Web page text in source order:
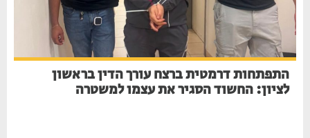
התפתחות דרמטית ברצח עורך הדין בראשון
לציון: החשוד הסגיר את עצמו למשטרה